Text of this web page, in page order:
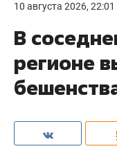
10 августа 2026, 22:01
В
регионе